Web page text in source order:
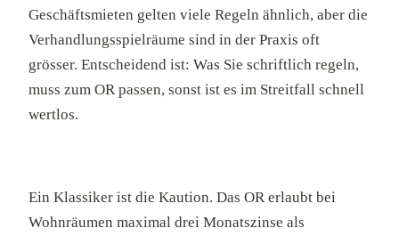
Geschäftsmieten gelten viele Regeln ähnlich, aber die
Verhandlungsspielräume sind in der Praxis oft
grösser. Entscheidend ist: Was Sie schriftlich regeln,
muss zum OR passen, sonst ist es im Streitfall schnell
wertlos.
Ein Klassiker ist die Kaution. Das OR erlaubt bei
Wohnräumen maximal drei Monatszinse als